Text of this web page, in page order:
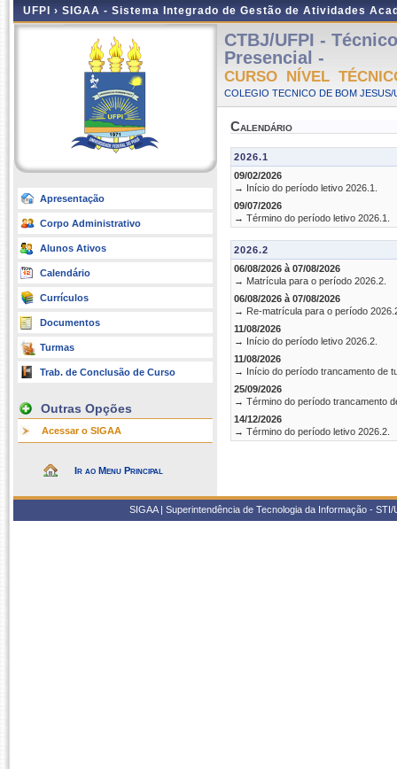
UFPI › SIGAA - Sistema Integrado de Gestão de Atividades
Apresentação
Corpo Administrativo
Alunos Ativos
Calendário
Currículos
Documentos
Turmas
Trab. de Conclusão de Curso
Outras Opções
Acessar o SIGAA
Ir ao Menu Principal
CTBJ/UFPI -
Presencial -
CURSO NÍVEL
COLEGIO TECNICO DE BOM JESUS/
Calendário
2026.1
09/02/2026
→ Início do período letivo 2026.1.
09/07/2026
→ Término do período letivo 2026.1.
2026.2
06/08/2026 à 07/08/2026
→ Matrícula para o período 2026.2.
06/08/2026 à 07/08/2026
→ Re-matrícula para o período
11/08/2026
→ Início do período letivo 2026.2.
11/08/2026
→ Início do período trancamento de
25/09/2026
→ Término do período trancamento
14/12/2026
→ Término do período letivo 2026.2.
SIGAA | Superintendência de Tecnologia da Informação -